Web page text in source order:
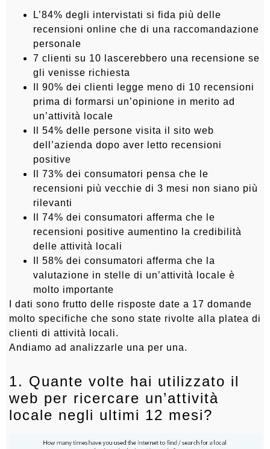
L’84% degli intervistati si fida più delle
recensioni online che di una raccomandazione
personale
7 clienti su 10 lascerebbero una recensione se
gli venisse richiesta
Il 90% dei clienti legge meno di 10 recensioni
prima di formarsi un’opinione in merito ad
un’attività locale
Il 54% delle persone visita il sito web
dell’azienda dopo aver letto recensioni
positive
Il 73% dei consumatori pensa che le
recensioni più vecchie di 3 mesi non siano più
rilevanti
Il 74% dei consumatori afferma che le
recensioni positive aumentino la credibilità
delle attività locali
Il 58% dei consumatori afferma che la
valutazione in stelle di un’attività locale è
molto importante
I dati sono frutto delle risposte date a 17 domande
molto specifiche che sono state rivolte alla platea di
clienti di attività locali.
Andiamo ad analizzarle una per una.
1. Quante volte hai utilizzato il
web per ricercare un’attività
locale negli ultimi 12 mesi?